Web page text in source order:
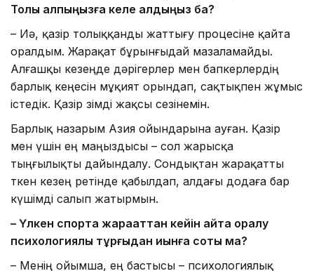
Толық қалпыңызға келе алдыңыз ба?
– Иә, қазір толыққанды жаттығу процесіне қайта
оралдым. Жарақат бұрынғыдай мазаламайды.
Алғашқы кезеңде дәрігерлер мен бапкерлердің
барлық кеңесін мұқият орындап, сақтықпен жұмыс
істедік. Қазір өзімді жақсы сезінемін.
Барлық назарым Азия ойындарына ауған. Қазір
мен үшін ең маңыздысы – сол жарысқа
тыңғылықты дайындалу. Сондықтан жарақатты
өткен кезең ретінде қабылдап, алдағы додаға бар
күшімді салып жатырмын.
– Үлкен спортқа жарақаттан кейін қайта оралу
психологиялық тұрғыдан қиынға соқты ма?
– Менің ойымша, ең бастысы – психологиялық